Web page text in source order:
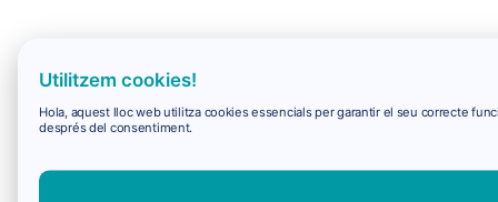
Utilitzem cookies!
Hola, aquest lloc web utilitza cookies essencials per garantir el seu correcte
després del consentiment.